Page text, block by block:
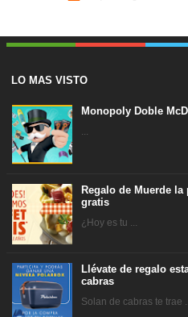
LO MAS VISTO
Monopoly Doble
...
Regalo de Muerde
gratis
¿Hoy es tu ...
Llévate de regalo
cabras
Solan de cabras te trae